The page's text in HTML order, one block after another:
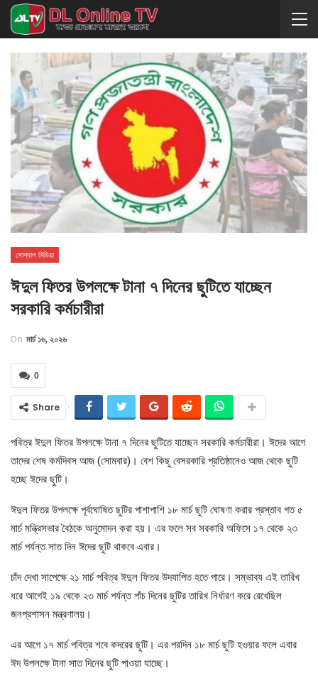
সোশ্যাল মিডিয়া
ঈদুল ফিতর উপলক্ষে টানা ৭ দিনের ছুটিতে যাচ্ছেন
সরকারি কর্মচারীরা
On মার্চ ১৬, ২০২৬
0
Share
পবিত্র ঈদুল ফিতর উপলক্ষে টানা ৭ দিনের ছুটিতে যাচ্ছেন সরকারি কর্মচারীরা। ঈদের আগে
তাদের শেষ কর্মদিবস আজ (সোমবার)। বেশ কিছু বেসরকারি প্রতিষ্ঠানেও আজ থেকে ছুটি
হচ্ছে ঈদের ছুটি।
ঈদুল ফিতর উপলক্ষে পূর্বঘোষিত ছুটির পাশাপাশি ১৮ মার্চ ছুটি ঘোষণা করার প্রস্তাব গত ৫
মার্চ মন্ত্রিসভার বৈঠকে অনুমোদন করা হয়। এর ফলে সব সরকারি অফিসে ১৭ থেকে ২৩
মার্চ পর্যন্ত সাত দিন ঈদের ছুটি থাকবে এবার।
চাঁদ দেখা সাপেক্ষে ২১ মার্চ পবিত্র ঈদুল ফিতর উদযাপিত হতে পারে। সম্ভাব্য এই তারিখ
ধরে আগেই ১৯ থেকে ২৩ মার্চ পর্যন্ত পাঁচ দিনের ছুটির তারিখ নির্ধারণ করে রেখেছিল
জনপ্রশাসন মন্ত্রণালয়।
এর আগে ১৭ মার্চ পবিত্র শবে কদরের ছুটি। এর পরদিন ১৮ মার্চ ছুটি হওয়ার ফলে এবার
ঈদ উপলক্ষে টানা সাত দিনের ছুটি পাওয়া যাচ্ছে।